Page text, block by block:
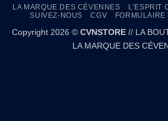
LA MARQUE DES CÉVENNES L’ESPRIT
SUIVEZ-NOUS
CGV FORMULAIRE
Copyright 2026 © CVNSTORE// LA
LA MARQUE DES